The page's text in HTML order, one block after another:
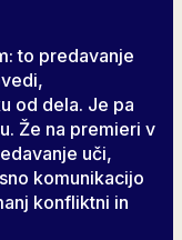
to predavanje
od dela. Je pa
Že na premieri v
uči,
komunikacijo
konfliktni in